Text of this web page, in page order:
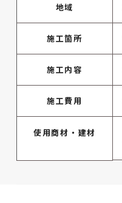
地域
施工箇所
施工内容
施工費用
使用商材・建材